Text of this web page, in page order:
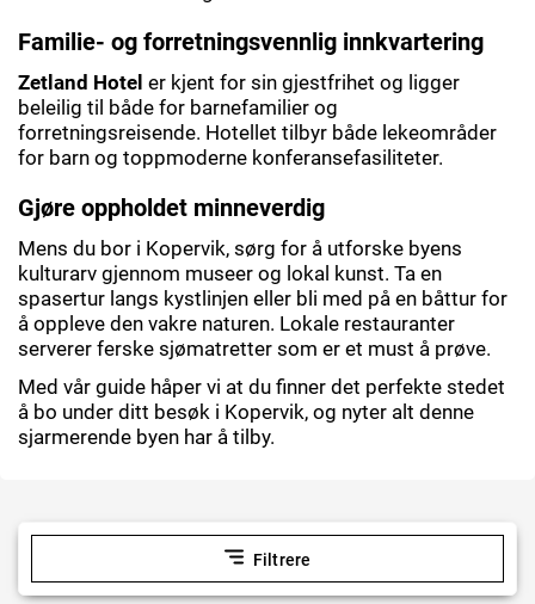
Familie- og forretningsvennlig innkvartering
Zetland Hotel er kjent for sin gjestfrihet og ligger
beleilig til både for barnefamilier og
forretningsreisende. Hotellet tilbyr både lekeområder
for barn og toppmoderne konferansefasiliteter.
Gjøre oppholdet minneverdig
Mens du bor i Kopervik, sørg for å utforske byens
kulturarv gjennom museer og lokal kunst. Ta en
spasertur langs kystlinjen eller bli med på en båttur for
å oppleve den vakre naturen. Lokale restauranter
serverer ferske sjømatretter som er et must å prøve.
Med vår guide håper vi at du finner det perfekte stedet
å bo under ditt besøk i Kopervik, og nyter alt denne
sjarmerende byen har å tilby.
Filtrere